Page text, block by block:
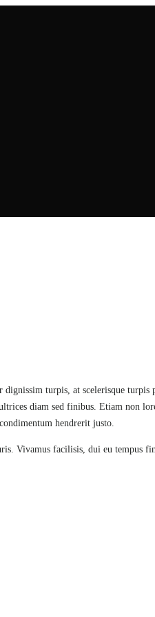
turpis, at scelerisque
diam sed finibus. Etiam non
hendrerit justo.
Vivamus facilisis, dui eu tempus